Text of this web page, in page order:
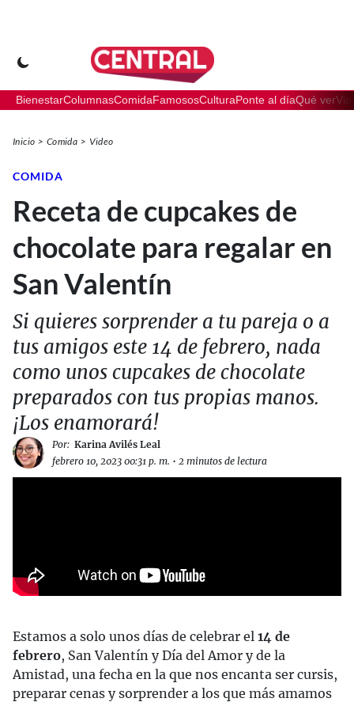
BienestarColumnasComidaFamososCulturaPonte al díaQué ver
Inicio Comida Video
COMIDA
Receta de cupcakes de
chocolate para regalar en
San Valentín
Si quieres sorprender a tu pareja o a
tus amigos este 14 de febrero, nada
como unos cupcakes de chocolate
preparados con tus propias manos.
¡Los enamorará!
Por: Karina Avilés Leal
febrero 10, 2023 00:31 p. m. • 2 minutos de lectura
Estamos a solo unos días de celebrar el 14 de
febrero, San Valentín y Día del Amor y de la
Amistad, una fecha en la que nos encanta ser cursis,
preparar cenas y sorprender a los que más amamos